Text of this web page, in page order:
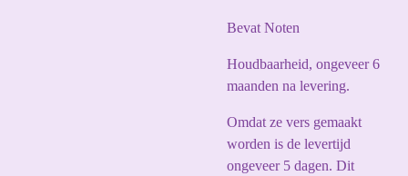
Bevat Noten
Houdbaarheid, ongeveer 6
maanden na levering.
Omdat ze vers gemaakt
worden is de levertijd
ongeveer 5 dagen. Dit